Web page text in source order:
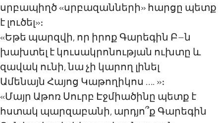
սրբապիղծ «սրբազանների» հարցը պետք
է լուծել»։
«Եթե պարզվի, որ իրոք Գարեգին Բ–ն
խախտել է կուսակրոնության ուխտը և
զավակ ունի, նա չի կարող լինել
Ամենայն Հայոց Կաթողիկոս …. »։
«Մայր Աթոռ Սուրբ Էջմիածինը պետք է
հստակ պարզաբանի, արդյո՞ք Գարեգին